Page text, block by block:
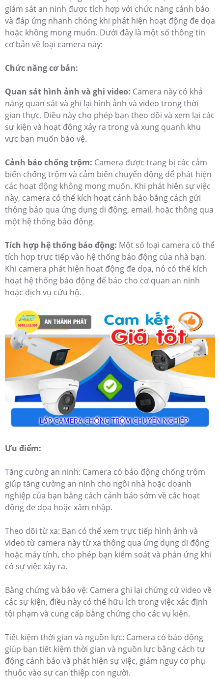
giám sát an ninh được tích hợp với chức năng cảnh báo
và đáp ứng nhanh chóng khi phát hiện hoạt động đe dọa
hoặc không mong muốn. Dưới đây là một số thông tin
cơ bản về loại camera này:
Chức năng cơ bản:
Quan sát hình ảnh và ghi video: Camera này có khả
năng quan sát và ghi lại hình ảnh và video trong thời
gian thực. Điều này cho phép bạn theo dõi và xem lại các
sự kiện và hoạt động xảy ra trong và xung quanh khu
vực bạn muốn bảo vệ.
Cảnh báo chống trộm: Camera được trang bị các cảm
biến chống trộm và cảm biến chuyển động để phát hiện
các hoạt động không mong muốn. Khi phát hiện sự việc
này, camera có thể kích hoạt cảnh báo bằng cách gửi
thông báo qua ứng dụng di động, email, hoặc thông qua
một hệ thống báo động.
Tích hợp hệ thống báo động: Một số loại camera có thể
tích hợp trực tiếp vào hệ thống báo động của nhà bạn.
Khi camera phát hiện hoạt động đe dọa, nó có thể kích
hoạt hệ thống báo động để báo cho cơ quan an ninh
hoặc dịch vụ cứu hộ.
Ưu điểm:
Tăng cường an ninh: Camera có báo động chống trộm
giúp tăng cường an ninh cho ngôi nhà hoặc doanh
nghiệp của bạn bằng cách cảnh báo sớm về các hoạt
động đe dọa hoặc xâm nhập.
Theo dõi từ xa: Bạn có thể xem trực tiếp hình ảnh và
video từ camera này từ xa thông qua ứng dụng di động
hoặc máy tính, cho phép bạn kiểm soát và phản ứng khi
có sự việc xảy ra.
Bằng chứng và bảo vệ: Camera ghi lại chứng cứ video về
các sự kiện, điều này có thể hữu ích trong việc xác định
tội phạm và cung cấp bằng chứng cho các vụ kiện.
Tiết kiệm thời gian và nguồn lực: Camera có báo động
giúp bạn tiết kiệm thời gian và nguồn lực bằng cách tự
động cảnh báo và phát hiện sự việc, giảm nguy cơ phụ
thuộc vào sự can thiệp con người.